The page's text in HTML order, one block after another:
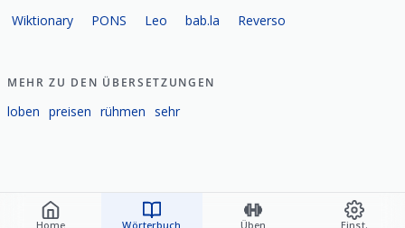
Home Wörterbuch Üben Einst.
Wiktionary PONS Leo bab.la Reverso
MEHR ZU DEN ÜBERSETZUNGEN
loben preisen rühmen sehr